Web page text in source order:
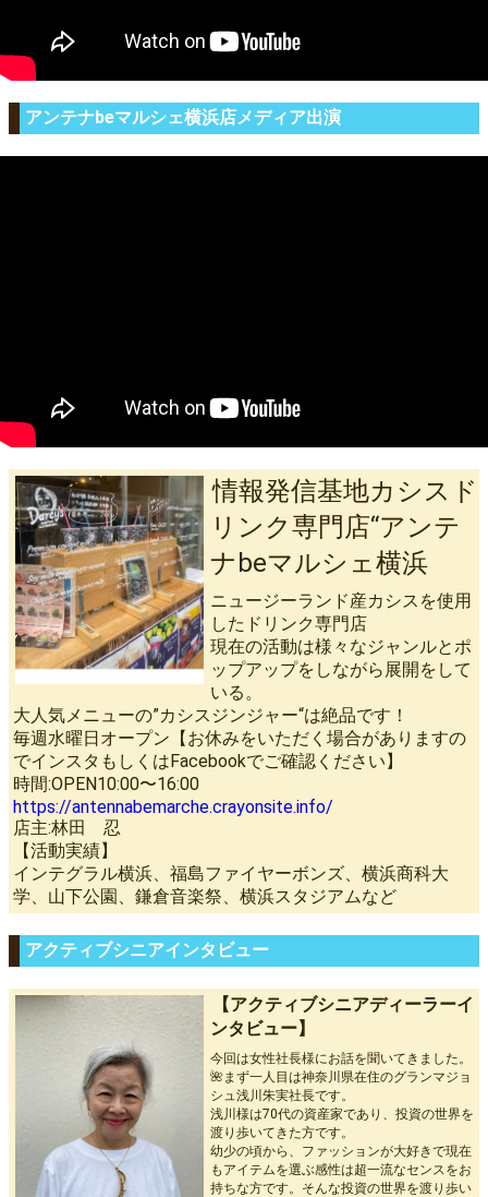
アンテナbeマルシェ横浜店メディア出演
情報発信基地カシスド
リンク専門店“アンテ
ナbeマルシェ横浜
ニュージーランド産カシスを使用
したドリンク専門店
現在の活動は様々なジャンルとポ
ップアップをしながら展開をして
いる。
大人気メニューの”カシスジンジャー“は絶品です！
毎週水曜日オープン【お休みをいただく場合がありますの
でインスタもしくはFacebookでご確認ください】
時間:OPEN10:00〜16:00
https://antennabemarche.crayonsite.info/
店主:林田 忍
【活動実績】
インテグラル横浜、福島ファイヤーボンズ、横浜商科大
学、山下公園、鎌倉音楽祭、横浜スタジアムなど
アクティブシニアインタビュー
【アクティブシニアディーラーイ
ンタビュー】
今回は女性社長様にお話を聞いてきました。
🌺まず一人目は神奈川県在住のグランマジョ
シュ浅川朱実社長です。
浅川様は70代の資産家であり、投資の世界を
渡り歩いてきた方です。
幼少の頃から、ファッションが大好きで現在
もアイテムを選ぶ感性は超一流なセンスをお
持ちな方です。そんな投資の世界を渡り歩い